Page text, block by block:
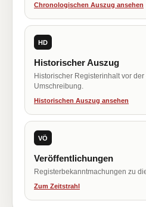
Chronologischen Auszug ansehen
HD
Historischer Auszug
Historischer Registerinhalt vor
Umschreibung.
Historischen Auszug ansehen
VÖ
Veröffentlichungen
Registerbekanntmachungen zu
Zum Zeitstrahl